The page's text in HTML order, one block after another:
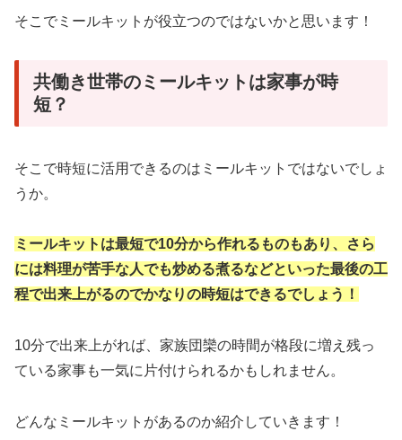
そこでミールキットが役立つのではないかと思います！
共働き世帯のミールキットは家事が時
短？
そこで時短に活用できるのはミールキットではないでしょ
うか。
ミールキットは最短で10分から作れるものもあり、さら
には料理が苦手な人でも炒める煮るなどといった最後の工
程で出来上がるのでかなりの時短はできるでしょう！
10分で出来上がれば、家族団欒の時間が格段に増え残っ
ている家事も一気に片付けられるかもしれません。
どんなミールキットがあるのか紹介していきます！